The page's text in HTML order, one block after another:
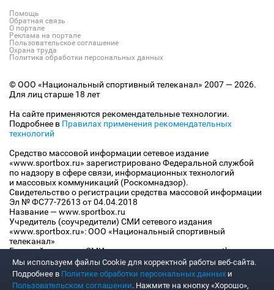
Помощь
Обратная связь
О портале
Реклама на портале
Пользовательское соглашение
Охрана труда
Политика обработки персональных данных
© ООО «Национальный спортивный телеканал» 2007 — 2026.
Для лиц старше 18 лет
На сайте применяются рекомендательные технологии.
Подробнее в Правилах применения рекомендательных
технологий
Средство массовой информации сетевое издание
«www.sportbox.ru» зарегистрировано Федеральной службой
по надзору в сфере связи, информационных технологий
и массовых коммуникаций (Роскомнадзор).
Свидетельство о регистрации средства массовой информации
Эл № ФС77-72613 от 04.04.2018
Название — www.sportbox.ru
Учредитель (соучредители) СМИ сетевого издания
«www.sportbox.ru»: ООО «Национальный спортивный
телеканал»
Главный редактор СМИ сетевого издания «www.sportbox.ru»:
Конов В.А.
Номер телефона редакции СМИ сетевого издания
«www.sportbox.ru»: +7 (495) 653 8419
Мы используем файлы Сookie для корректной работы веб-сайта.
Подробнее в Политике обработки персональных данных и
Пользовательском соглашении. Нажмите на кнопку «Хорошо»,